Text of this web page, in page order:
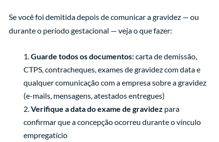
Se você foi demitida depois de comunicar a gravidez — ou
durante o período gestacional — veja o que fazer:
Guarde todos os documentos:carta de demissão,
CTPS, contracheques, exames de gravidez com data e
qualquer comunicação com a empresa sobre a gravidez
(e-mails, mensagens, atestados entregues)
Verifique a data do exame de gravidez para
confirmar que a concepção ocorreu durante o vínculo
empregatício